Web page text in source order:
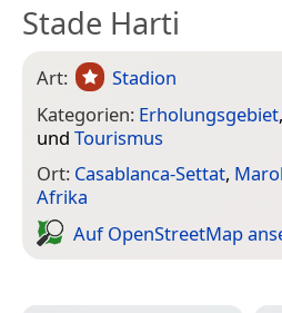
Stade Harti
Art:
Stadion
Kategorien: Erholungsgebiet,
und Tourismus
Ort: Casablanca-Settat,
Afrika
Auf Open­Street­Map